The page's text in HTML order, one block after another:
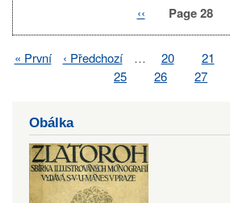
Previous
‹‹ Page 28
First
« První
Previous
‹ Předchozí … Page
20 Page
21
Page
25 Page
26 Page
27
Obálka